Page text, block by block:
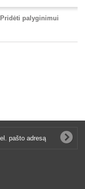
Pridėti palyginimui